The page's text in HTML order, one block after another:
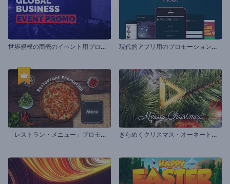
世
界規模の商売のイベント用プロモーションビデオ 現
代的アプリ用のプロモーションビデオ
「
レストラン・メニュー」プロモーション き
らめくクリスマス・オーネートのイントロ